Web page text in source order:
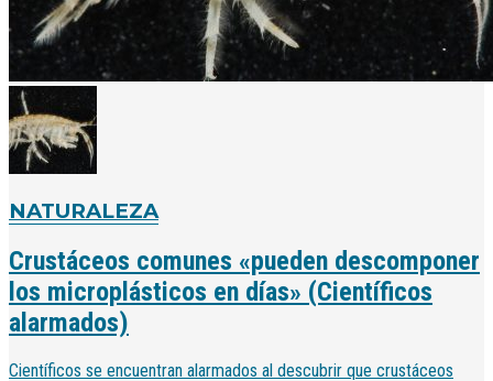
NATURALEZA
Crustáceos comunes «pueden descomponer
los microplásticos en días» (Científicos
alarmados)
Científicos se encuentran alarmados al descubrir que crustáceos